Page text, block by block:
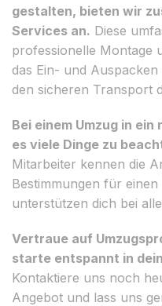
gestalten, bieten wir
Services an. Diese
professionelle Montage
das Ein- und
den sicheren Transport
Bei einem Umzug in
es viele Dinge zu
Mitarbeiter kennen die
Bestimmungen für
unterstützen dich bei
Vertraue auf
starte entspannt in
Kontaktiere uns noch
Angebot und lass uns